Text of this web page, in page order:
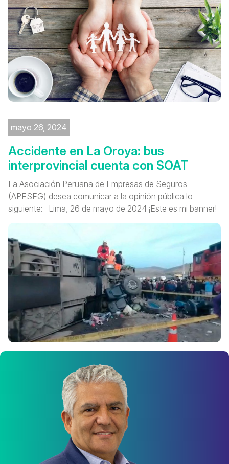
mayo 26, 2024
Accidente en La Oroya: bus
interprovincial cuenta con SOAT
La Asociación Peruana de Empresas de Seguros
(APESEG) desea comunicar a la opinión pública lo
siguiente: Lima, 26 de mayo de 2024 ¡Este es mi banner!